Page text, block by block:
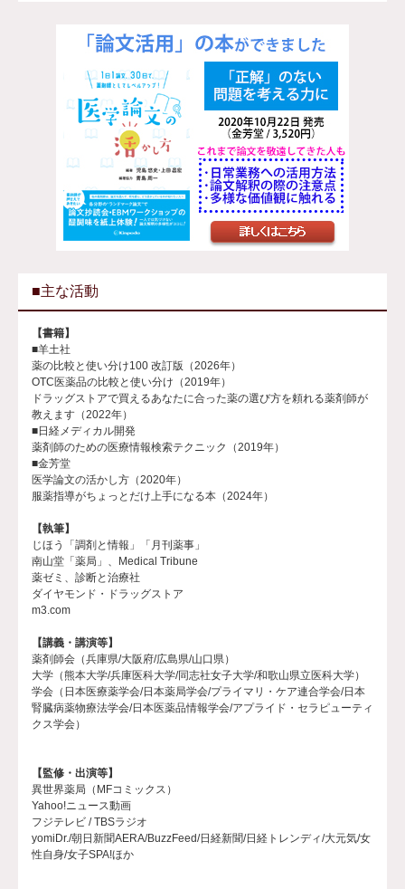
■主な活動
【書籍】
■羊土社
薬の比較と使い分け100 改訂版（2026年）
OTC医薬品の比較と使い分け（2019年）
ドラッグストアで買えるあなたに合った薬の選び方を頼れる薬剤師が
教えます（2022年）
■日経メディカル開発
薬剤師のための医療情報検索テクニック（2019年）
■金芳堂
医学論文の活かし方（2020年）
服薬指導がちょっとだけ上手になる本（2024年）
【執筆】
じほう「調剤と情報」「月刊薬事」
南山堂「薬局」、Medical Tribune
薬ゼミ、診断と治療社
ダイヤモンド・ドラッグストア
m3.com
【講義・講演等】
薬剤師会（兵庫県/大阪府/広島県/山口県）
大学（熊本大学/兵庫医科大学/同志社女子大学/和歌山県立医科大学）
学会（日本医療薬学会/日本薬局学会/プライマリ・ケア連合学会/日本
腎臓病薬物療法学会/日本医薬品情報学会/アプライド・セラピューティ
クス学会）
【監修・出演等】
異世界薬局（MFコミックス）
Yahoo!ニュース動画
フジテレビ / TBSラジオ
yomiDr./朝日新聞AERA/BuzzFeed/日経新聞/日経トレンディ/大元気/女
性自身/女子SPA!ほか